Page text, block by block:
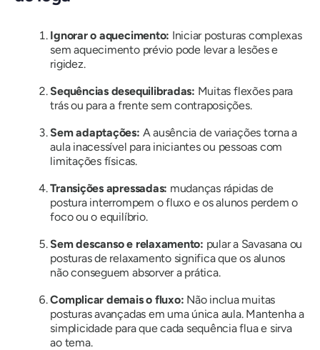
Ignorar o aquecimento: Iniciar posturas complexas
sem aquecimento prévio pode levar a lesões e
rigidez.
Sequências desequilibradas: Muitas flexões para
trás ou para a frente sem contraposições.
Sem adaptações: A ausência de variações torna a
aula inacessível para iniciantes ou pessoas com
limitações físicas.
Transições apressadas: mudanças rápidas de
postura interrompem o fluxo e os alunos perdem o
foco ou o equilíbrio.
Sem descanso e relaxamento: pular a Savasana ou
posturas de relaxamento significa que os alunos
não conseguem absorver a prática.
Complicar demais o fluxo: Não inclua muitas
posturas avançadas em uma única aula. Mantenha a
simplicidade para que cada sequência flua e sirva
ao tema.